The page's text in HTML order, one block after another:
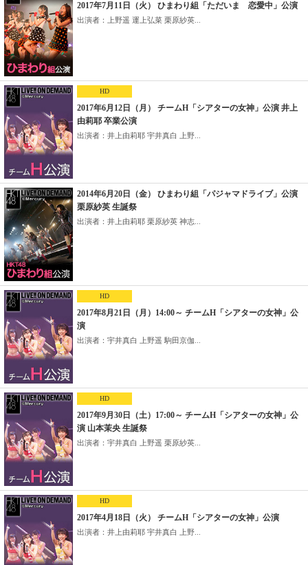
2017年7月11日（火） ひまわり組「ただいま 恋愛中」公演
出演者：上野遥 運上弘菜 栗原紗英...
HD
2017年6月12日（月） チームH「シアターの女神」公演 井上
由莉耶 卒業公演
出演者：井上由莉耶 宇井真白 上野...
2014年6月20日（金） ひまわり組「パジャマドライブ」公演
栗原紗英 生誕祭
出演者：井上由莉耶 栗原紗英 神志...
HD
2017年8月21日（月）14:00～ チームH「シアターの女神」公
演
出演者：宇井真白 上野遥 駒田京伽...
HD
2017年9月30日（土）17:00～ チームH「シアターの女神」公
演 山本茉央 生誕祭
出演者：宇井真白 上野遥 栗原紗英...
HD
2017年4月18日（火） チームH「シアターの女神」公演
出演者：井上由莉耶 宇井真白 上野...